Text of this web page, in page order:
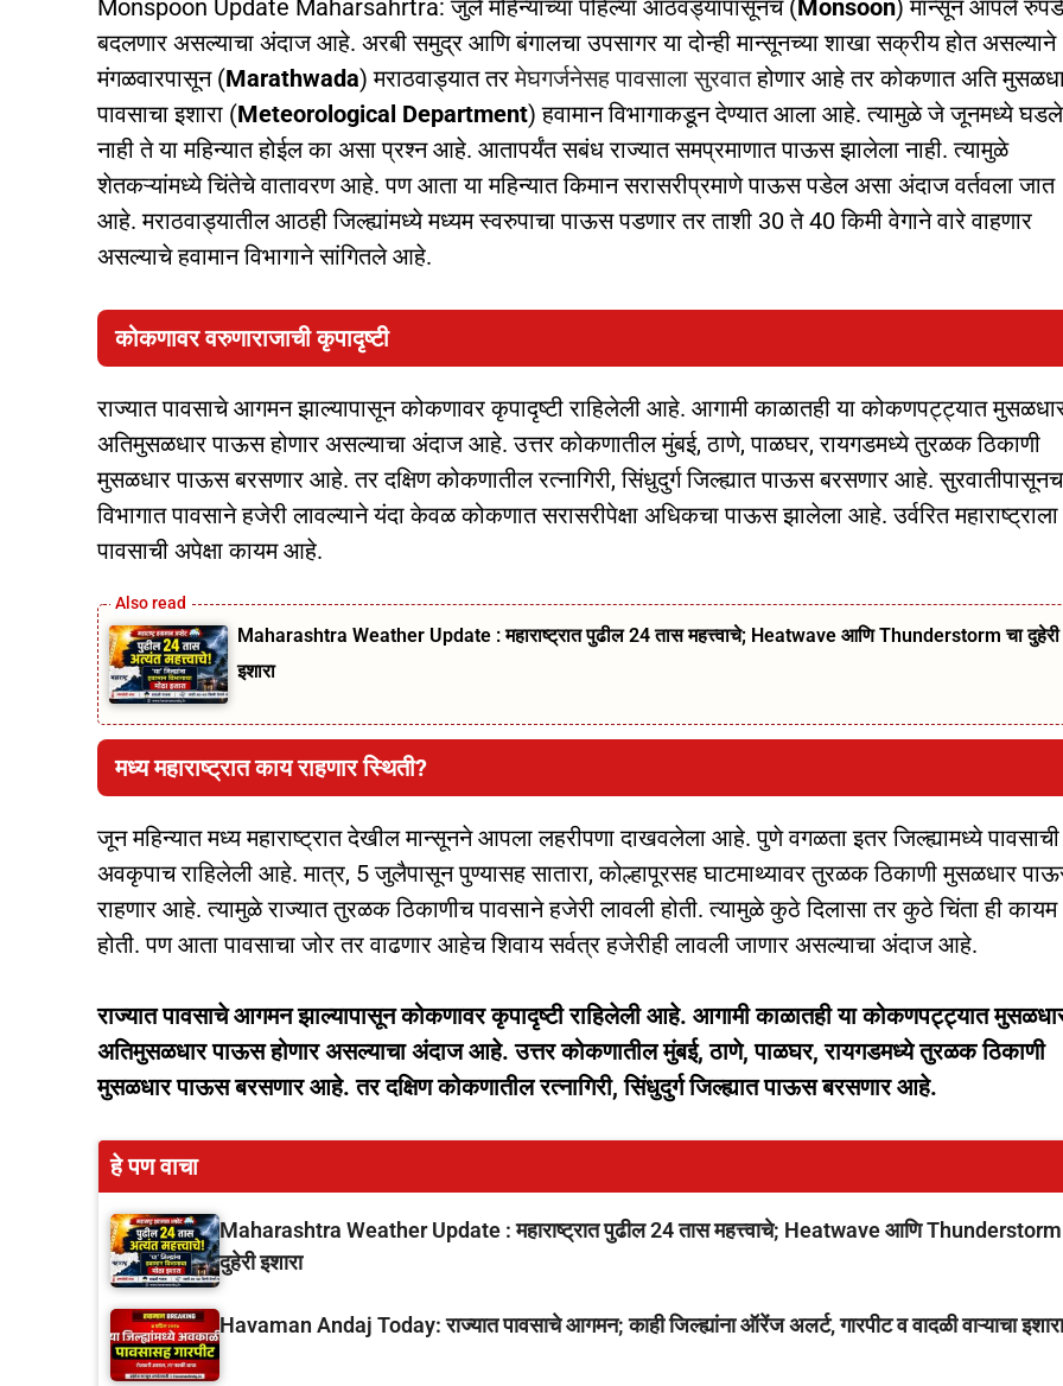
Monspoon Update Maharsahrtra: जुलै महिन्याच्या पहिल्या आठवड्यापासूनच (Monsoon) मान्सून आपले रुपडे
बदलणार असल्याचा अंदाज आहे. अरबी समुद्र आणि बंगालचा उपसागर या दोन्ही मान्सूनच्या शाखा सक्रीय होत असल्याने
मंगळवारपासून (Marathwada) मराठवाड्यात तरमेघगर्जनेसह पावसाला सुरवातहोणार आहे तर कोकणात अति
पावसाचा इशारा (Meteorological Department) हवामान विभागाकडून देण्यात आला आहे. त्यामुळे जे जूनमध्ये घडले
नाही ते या महिन्यात होईल का असा प्रश्न आहे. आतापर्यंत सबंध राज्यात समप्रमाणात पाऊस झालेला नाही. त्यामुळे
शेतकऱ्यांमध्ये चिंतेचे वातावरण आहे. पण आता या महिन्यात किमान सरासरीप्रमाणे पाऊस पडेल असा अंदाज वर्तवला जात
आहे. मराठवाड्यातील आठही जिल्ह्यांमध्ये मध्यम स्वरुपाचा पाऊस पडणार तर ताशी 30 ते 40 किमी वेगाने वारे वाहणार
असल्याचे हवामान विभागाने सांगितले आहे.
कोकणावर वरुणाराजाची कृपादृष्टी
राज्यात पावसाचे आगमन झाल्यापासून कोकणावर कृपादृष्टी राहिलेली आहे. आगामी काळातही या कोकणपट्ट्यात
अतिमुसळधार पाऊस होणार असल्याचा अंदाज आहे. उत्तर कोकणातील मुंबई, ठाणे, पाळघर, रायगडमध्ये तुरळक ठिकाणी
मुसळधार पाऊस बरसणार आहे. तर दक्षिण कोकणातील रत्नागिरी, सिंधुदुर्ग जिल्ह्यात पाऊस बरसणार आहे.
विभागात पावसाने हजेरी लावल्याने यंदा केवळ कोकणात सरासरीपेक्षा अधिकचा पाऊस झालेला आहे. उर्वरित महाराष्ट्राला
पावसाची अपेक्षा कायम आहे.
Maharashtra Weather Update : महाराष्ट्रात पुढील 24 तास महत्त्वाचे; Heatwave आणि Thunderstorm चा दुहेरी
इशारा
मध्य महाराष्ट्रात काय राहणार स्थिती?
जून महिन्यात मध्य महाराष्ट्रात देखील मान्सूनने आपला लहरीपणा दाखवलेला आहे. पुणे वगळता इतर जिल्ह्यामध्ये पावसाची
अवकृपाच राहिलेली आहे. मात्र, 5 जुलैपासून पुण्यासह सातारा, कोल्हापूरसह घाटमाथ्यावर तुरळक ठिकाणी मुसळधार
राहणार आहे. त्यामुळे राज्यात तुरळक ठिकाणीच पावसाने हजेरी लावली होती. त्यामुळे कुठे दिलासा तर कुठे चिंता ही कायम
होती. पण आता पावसाचा जोर तर वाढणार आहेच शिवाय सर्वत्र हजेरीही लावली जाणार असल्याचा अंदाज आहे.
राज्यात पावसाचे आगमन झाल्यापासून कोकणावर कृपादृष्टी राहिलेली आहे. आगामी काळातही या कोकणपट्ट्यात
अतिमुसळधार पाऊस होणार असल्याचा अंदाज आहे. उत्तर कोकणातील मुंबई, ठाणे, पाळघर, रायगडमध्ये तुरळक ठिकाणी
मुसळधार पाऊस बरसणार आहे. तर दक्षिण कोकणातील रत्नागिरी, सिंधुदुर्ग जिल्ह्यात पाऊस बरसणार आहे.
हे पण वाचा
Maharashtra Weather Update : महाराष्ट्रात पुढील 24 तास महत्त्वाचे; Heatwave आणि Thunderstorm
दुहेरी इशारा
Havaman Andaj Today: राज्यात पावसाचे आगमन; काही जिल्ह्यांना ऑरेंज अलर्ट, गारपीट व वादळी वाऱ्याचा इशारा